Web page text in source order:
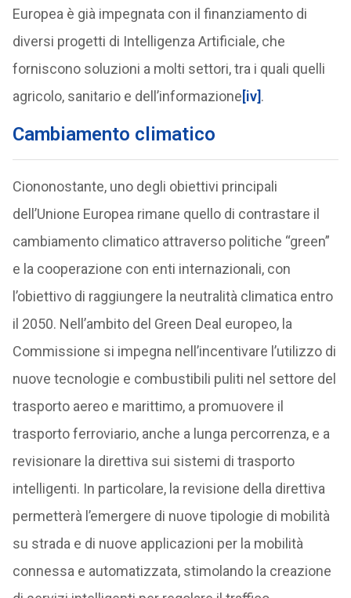
Europea è già impegnata con il finanziamento di
diversi progetti di Intelligenza Artificiale, che
forniscono soluzioni a molti settori, tra i quali quelli
agricolo, sanitario e dell’informazione[iv].
Cambiamento climatico
Ciononostante, uno degli obiettivi principali
dell’Unione Europea rimane quello di contrastare il
cambiamento climatico attraverso politiche “green”
e la cooperazione con enti internazionali, con
l’obiettivo di raggiungere la neutralità climatica entro
il 2050. Nell’ambito del Green Deal europeo, la
Commissione si impegna nell’incentivare l’utilizzo di
nuove tecnologie e combustibili puliti nel settore del
trasporto aereo e marittimo, a promuovere il
trasporto ferroviario, anche a lunga percorrenza, e a
revisionare la direttiva sui sistemi di trasporto
intelligenti. In particolare, la revisione della direttiva
permetterà l’emergere di nuove tipologie di mobilità
su strada e di nuove applicazioni per la mobilità
connessa e automatizzata, stimolando la creazione